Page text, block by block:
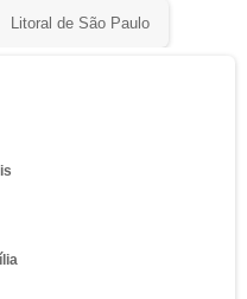
Litoral de São Paulo